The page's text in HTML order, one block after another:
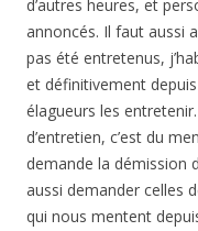
d’autres heures, et
annoncés. Il faut aussi
pas été entretenus,
et définitivement
élagueurs les
d’entretien, c’est du
demande la démission
aussi demander celles
qui nous mentent